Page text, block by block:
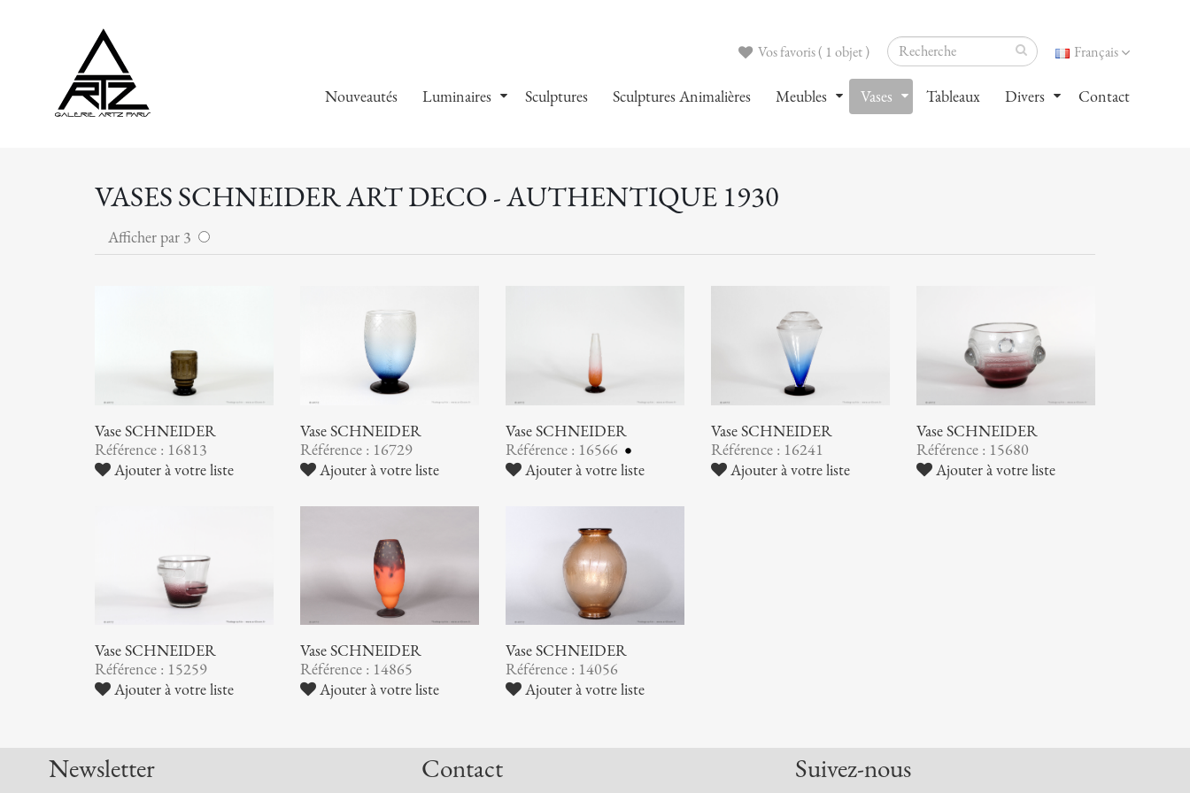
Français
Vos favoris ( 1 objet )
Nouveautés Luminaires Sculptures Sculptures Animalières Meubles Vases Tableaux Divers Contact
VASES SCHNEIDER ART DECO - AUTHENTIQUE 1930
Afficher par 3
Vase SCHNEIDER
Référence : 16813
Ajouter à votre liste
Vase SCHNEIDER
Référence : 16729
Ajouter à votre liste
Vase SCHNEIDER
Référence : 16566
Ajouter à votre liste
Vase SCHNEIDER
Référence : 16241
Ajouter à votre liste
Vase SCHNEIDER
Référence : 15680
Ajouter à votre liste
Vase SCHNEIDER
Référence : 15259
Ajouter à votre liste
Vase SCHNEIDER
Référence : 14865
Ajouter à votre liste
Vase SCHNEIDER
Référence : 14056
Ajouter à votre liste
Newsletter Contact Suivez-nous